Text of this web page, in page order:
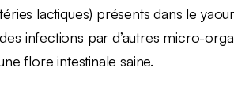
lactiques) présents dans le
infections par d’autres micro-
flore intestinale saine.